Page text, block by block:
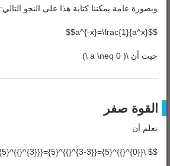
وبصورة عامة يمكننا كتابة هذا على النحو التالي:
$$a^{-x}=\frac{1}{a^x}$$
حيث أن \( a \neq 0 \)
القوة صفر
نعلم أن
$$ \frac{{5}^{{}^{3}}}{{5}^{{}^{3}}}={5}^{{}^{3-3}}={5}^{{}^{0}} $$